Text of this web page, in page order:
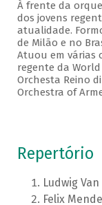
À frente da
dos jovens
atualidade.
de Milão e no
Atuou em várias
regente da
Orchesta Reino
Orchestra of
Repertório
Ludwig
Felix